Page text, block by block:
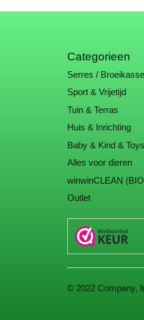
Categorieen
Serres /
Sport & Vrijetijd
Tuin & Terras
Huis & Inrichting
Baby & Kind & Toys
Alles voor dieren
winwinCLEAN
Outlet
© 2022 Company,